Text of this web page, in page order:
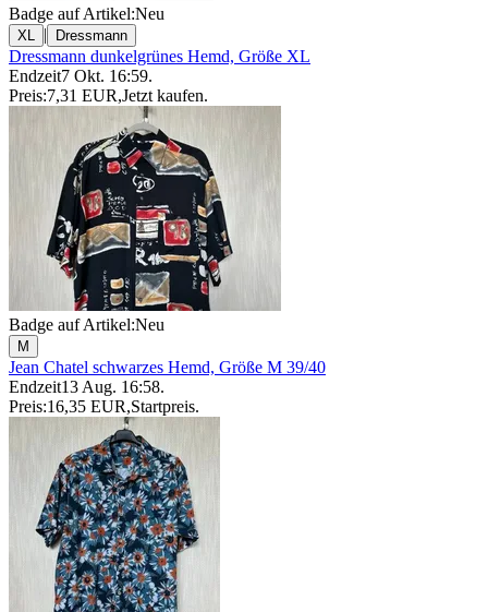
Badge auf Artikel:Neu
XL | Dressmann
Dressmann dunkelgrünes Hemd, Größe XL
Endzeit7 Okt. 16:59.
Preis:7,31 EUR,Jetzt kaufen.
Badge auf Artikel:Neu
M
Jean Chatel schwarzes Hemd, Größe M 39/40
Endzeit13 Aug. 16:58.
Preis:16,35 EUR,Startpreis.